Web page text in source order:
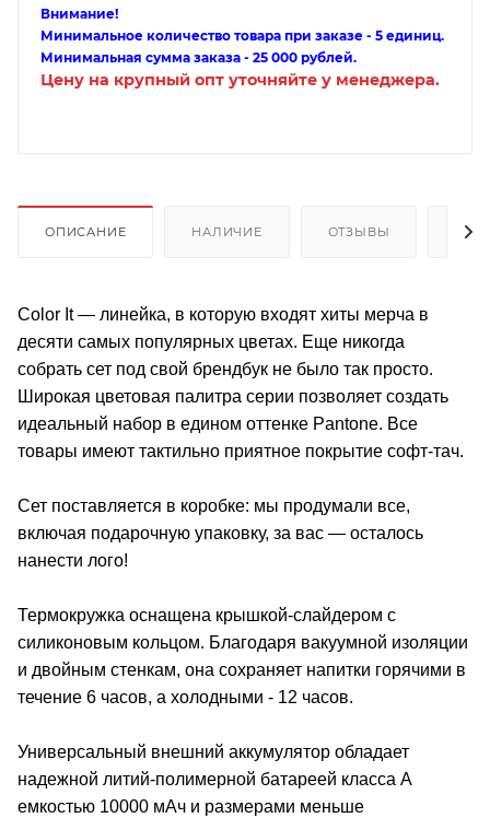
Внимание!
Минимальное количество товара при заказе - 5 единиц.
Минимальная сумма заказа - 25 000 рублей.
Цену на крупный опт уточняйте у менеджера.
ОПИСАНИЕ НАЛИЧИЕ ОТЗЫВЫ
Color It — линейка, в которую входят хиты мерча в
десяти самых популярных цветах. Еще никогда
собрать сет под свой брендбук не было так просто.
Широкая цветовая палитра серии позволяет создать
идеальный набор в едином оттенке Pantone. Все
товары имеют тактильно приятное покрытие софт-тач.
Сет поставляется в коробке: мы продумали все,
включая подарочную упаковку, за вас — осталось
нанести лого!
Термокружка оснащена крышкой-слайдером с
силиконовым кольцом. Благодаря вакуумной изоляции
и двойным стенкам, она сохраняет напитки горячими в
течение 6 часов, а холодными - 12 часов.
Универсальный внешний аккумулятор обладает
надежной литий-полимерной батареей класса А
емкостью 10000 мАч и размерами меньше